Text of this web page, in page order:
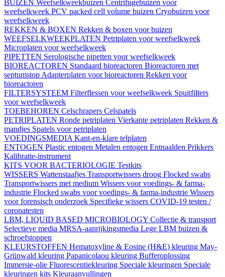
BUIZEN Weefselkweekbuizen Centrifugebuizen voor
weefselkweek PCV packed cell volume buizen Cryobuizen voor
weefselkweek
REKKEN & BOXEN Rekken & boxen voor buizen
WEEFSELKWEEKPLATEN Petriplaten voor weefselkweek
Microplaten voor weefselkweek
PIPETTEN Serologische pipetten voor weefselkweek
BIOREACTOREN Standaard bioreactoren Bioreactoren met
septumstop Adapterplaten voor bioreactoren Rekken voor
bioreactoren
FILTERSYSTEEM Filterflessen voor weefselkweek Spuitfilters
voor weefselkweek
TOEBEHOREN Celschrapers Celspatels
PETRIPLATEN Ronde petriplaten Vierkante petriplaten Rekken &
mandjes Spatels voor petriplaten
VOEDINGSMEDIA Kant-en-klare telplaten
ENTOGEN Plastic entogen Metalen entogen Entnaalden Prikkers
Kalibratie-instrument
KITS VOOR BACTERIOLOGIE Testkits
WISSERS Wattenstaafjes Transportwissers droog Flocked swabs
Transportwissers met medium Wissers voor voedings- & farma-
industrie Flocked swabs voor voedings- & farma-industrie Wissers
voor forensisch onderzoek Specifieke wissers COVID-19 testen /
coronatesten
LBM, LIQUID BASED MICROBIOLOGY Collectie & transport
Selectieve media MRSA-aanrijkingsmedia Lege LBM buizen &
schroefstoppen
KLEURSTOFFEN Hematoxyline & Eosine (H&E) kleuring May-
Grünwald kleuring Papanicolaou kleuring Bufferoplossing
Immersie-olie Fluorescentiekleuring Speciale kleuringen Speciale
kleuringen kits Kleuraanvullingen